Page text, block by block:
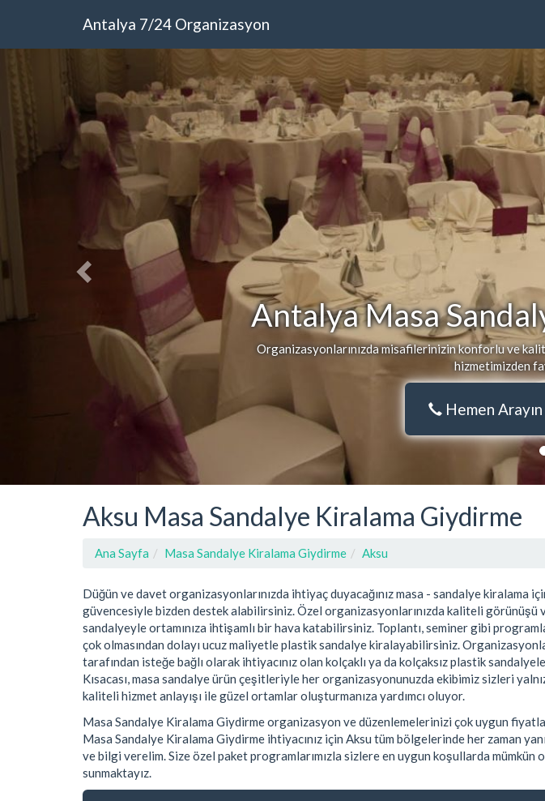
Antalya 7/24 Organizasyon
Antalya Masa
Organizasyonlarınızda misafilerinizin konforlu ve
hizmetimizden
Hemen
Aksu Masa Sandalye Kiralama Giydirme
Ana Sayfa Masa Sandalye Kiralama Giydirme Aksu
Düğün ve davet organizasyonlarınızda ihtiyaç duyacağınız masa - sandalye kiralama
güvencesiyle bizden destek alabilirsiniz. Özel organizasyonlarınızda kaliteli
sandalyeyle ortamınıza ihtişamlı bir hava katabilirsiniz. Toplantı, seminer gibi
çok olmasından dolayı ucuz maliyetle plastik sandalye kiralayabilirsiniz.
tarafından isteğe bağlı olarak ihtiyacınız olan kolçaklı ya da kolçaksız plastik
Kısacası, masa sandalye ürün çeşitleriyle her organizasyonunuzda ekibimiz sizleri
kaliteli hizmet anlayışı ile güzel ortamlar oluşturmanıza yardımcı oluyor.
Masa Sandalye Kiralama Giydirme organizasyon ve düzenlemelerinizi çok uygun
Masa Sandalye Kiralama Giydirme ihtiyacınız için Aksu tüm bölgelerinde her zaman
ve bilgi verelim. Size özel paket programlarımızla sizlere en uygun koşullarda mümkün
sunmaktayız.